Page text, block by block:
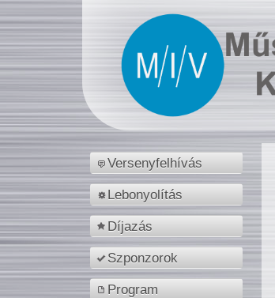
Versenyfelhívás
Lebonyolítás
Díjazás
Szponzorok
Program